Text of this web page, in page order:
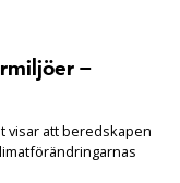
–
visar att beredskapen